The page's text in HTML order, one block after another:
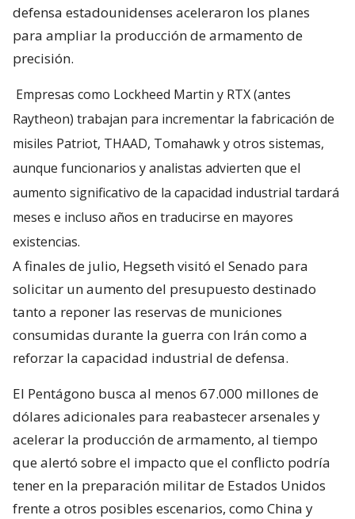
defensa estadounidenses aceleraron los planes
para ampliar la producción de armamento de
precisión.
Empresas como Lockheed Martin y RTX (antes
Raytheon) trabajan para incrementar la fabricación de
misiles Patriot, THAAD, Tomahawk y otros sistemas,
aunque funcionarios y analistas advierten que el
aumento significativo de la capacidad industrial tardará
meses e incluso años en traducirse en mayores
existencias.
A finales de julio, Hegseth visitó el Senado para
solicitar un aumento del presupuesto destinado
tanto a reponer las reservas de municiones
consumidas durante la guerra con Irán como a
reforzar la capacidad industrial de defensa.
El Pentágono busca al menos 67.000 millones de
dólares adicionales para reabastecer arsenales y
acelerar la producción de armamento, al tiempo
que alertó sobre el impacto que el conflicto podría
tener en la preparación militar de Estados Unidos
frente a otros posibles escenarios, como China y